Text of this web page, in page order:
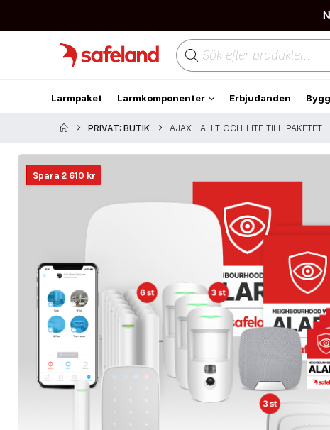
Products
search
Larmpaket Larmkomponenter Erbjudanden
PRIVAT: BUTIK AJAX – ALLT-OCH-LITE-TILL-PAKETET
Spara 2 610 kr